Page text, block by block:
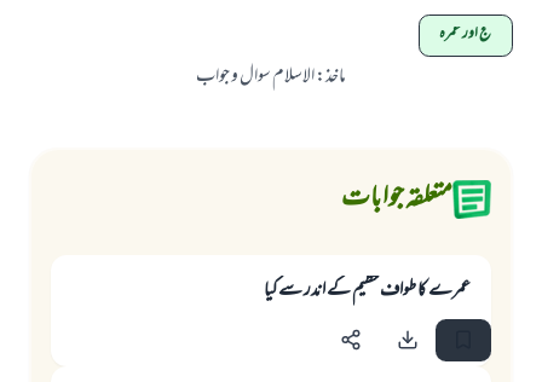
حج اور عمرہ
ماخذ:الاسلام سوال و جواب
متعلقہ جوابات
عمرے کا طواف حطیم کے اندر سے کیا